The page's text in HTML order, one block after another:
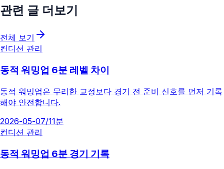
관련 글 더보기
전체 보기
컨디션 관리
동적 워밍업 6분 레벨 차이
동적 워밍업은 무리한 교정보다 경기 전 준비 신호를 먼저 기록
해야 안전합니다.
2026-05-07/11분
컨디션 관리
동적 워밍업 6분 경기 기록